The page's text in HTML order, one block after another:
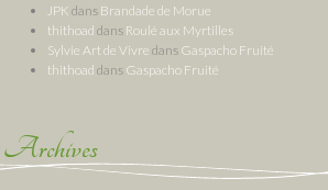
JPK dans Brandade de Morue
thithoad dans Roulé aux Myrtilles
Sylvie Art de Vivre dans Gaspacho Fruité
thithoad dans Gaspacho Fruité
Archives